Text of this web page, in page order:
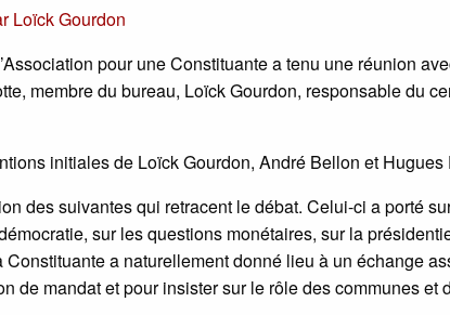
Loïck Gourdon
pour une Constituante a tenu une réunion
membre du bureau, Loïck Gourdon, responsable du
initiales de Loïck Gourdon, André Bellon et Hugues
des suivantes qui retracent le débat. Celui-ci a porté
sur les questions monétaires, sur la
a naturellement donné lieu à un échange
de mandat et pour insister sur le rôle des communes et